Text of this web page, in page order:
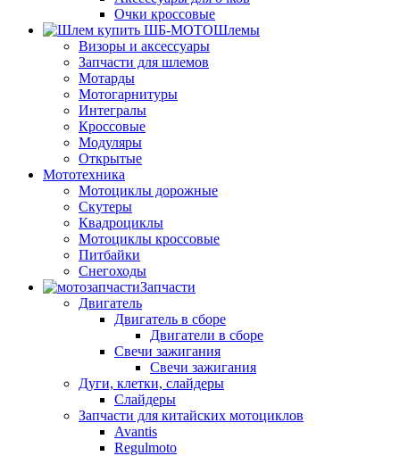
Очки кроссовые
Шлемы
Визоры и аксессуары
Запчасти для шлемов
Мотарды
Мотогарнитуры
Интегралы
Кроссовые
Модуляры
Открытые
Мототехника
Мотоциклы дорожные
Скутеры
Квадроциклы
Мотоциклы кроссовые
Питбайки
Снегоходы
Запчасти
Двигатель
Двигатель в сборе
Двигатели в сборе
Свечи зажигания
Свечи зажигания
Дуги, клетки, слайдеры
Слайдеры
Запчасти для китайских мотоциклов
Avantis
Regulmoto